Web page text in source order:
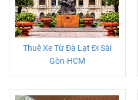
Thuê Xe Từ Đà Lạt Đi Sài
Gòn-HCM